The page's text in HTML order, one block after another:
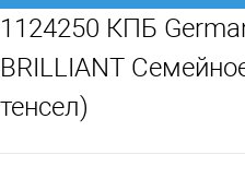
1124250 КПБ
BRILLIANT
тенсел)